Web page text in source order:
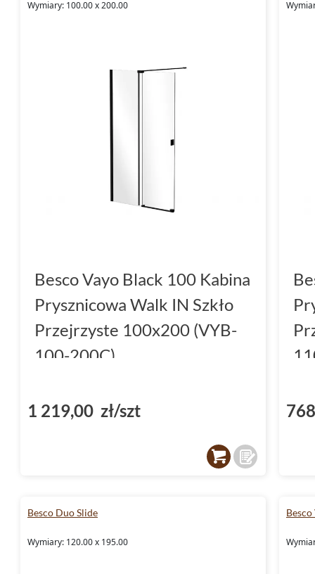
Wymiary: 100.00 x 200.00
Besco Vayo Black 100 Kabina
Prysznicowa Walk IN Szkło
Przejrzyste 100x200 (VYB-
100-200C)
1 219,00 zł/szt
Besco Duo Slide
Wymiary: 120.00 x 195.00